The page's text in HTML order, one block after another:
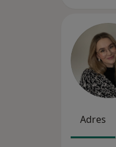
Adres